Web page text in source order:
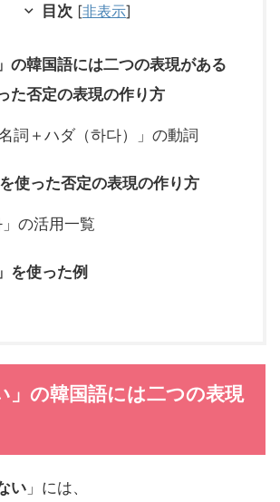
目次 [非表示]
の韓国語には二つの表現がある
た否定の表現の作り方
名詞＋ハダ（하다）」の動詞
を使った否定の表現の作り方
」の活用一覧
を使った例
」の韓国語には二つの表現
い 」には、